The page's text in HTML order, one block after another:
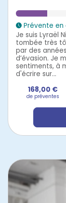
Prévente en
Je suis Lyraël
tombée très
par des
d’évasion. Je
sentiments, à
d'écrire sur...
168,00 €
de préventes